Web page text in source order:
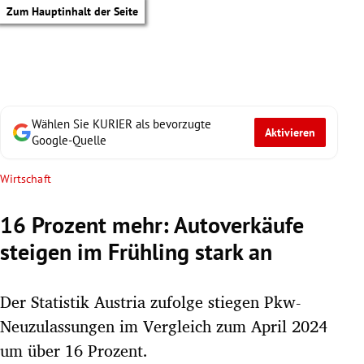
Zum Hauptinhalt der Seite
Untermenü
Wählen Sie KURIER als bevorzugte
Google-Quelle
Aktivieren
Wirtschaft
16 Prozent mehr: Autoverkäufe
steigen im Frühling stark an
Der Statistik Austria zufolge stiegen Pkw-
Neuzulassungen im Vergleich zum April 2024
um über 16 Prozent.